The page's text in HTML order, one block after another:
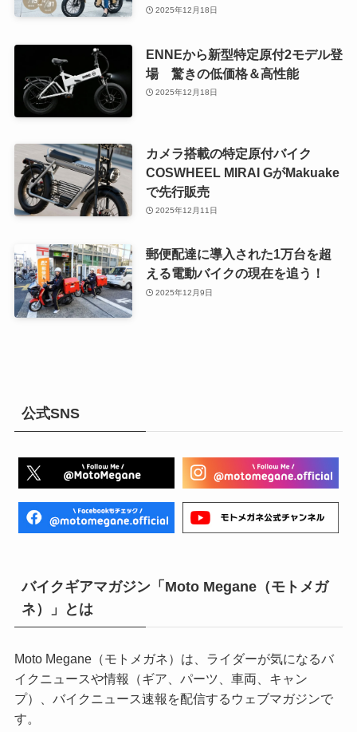
2025年12月18日
ENNEから新型特定原付2モデル登
場 驚きの低価格＆高性能
2025年12月18日
カメラ搭載の特定原付バイク
COSWHEEL MIRAI GがMakuake
で先行販売
2025年12月11日
郵便配達に導入された1万台を超
える電動バイクの現在を追う！
2025年12月9日
公式SNS
バイクギアマガジン「Moto Megane（モトメガ
ネ）」とは
Moto Megane（モトメガネ）は、ライダーが気になるバ
イクニュースや情報（ギア、パーツ、車両、キャン
プ）、バイクニュース速報を配信するウェブマガジンで
す。